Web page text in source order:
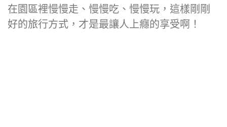
在園區裡慢慢走、慢慢吃、慢慢玩，這樣剛剛
好的旅行方式，才是最讓人上癮的享受啊！